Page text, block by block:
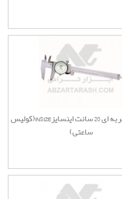
کولیس عقربه ای 20 سانت اینسایزINSIZE(کولیس
ساعتی)